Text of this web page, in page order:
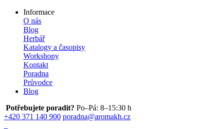
Informace
O nás
Blog
Herbář
Katalogy a časopisy
Workshopy
Kontakt
Poradna
Průvodce
Blog
Potřebujete poradit? Po–Pá: 8–15:30 h
+420 371 140 900 poradna@aromakh.cz